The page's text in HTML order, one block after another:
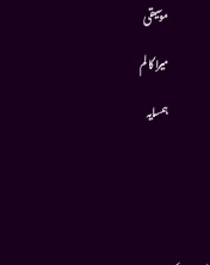
موسيقى
میرا کالم
ہمسایہ